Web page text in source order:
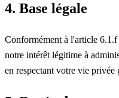
4. Base légale
Conformément à l'article
notre intérêt légitime à
en respectant votre vie privée